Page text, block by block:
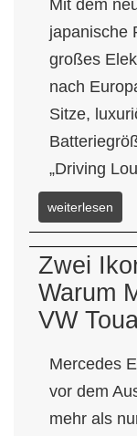
Mit dem
japanische
großes
nach
Sitze,
„Driving
weiterlesen
Zwei
Warum
VW
Mercedes
vor dem
mehr als